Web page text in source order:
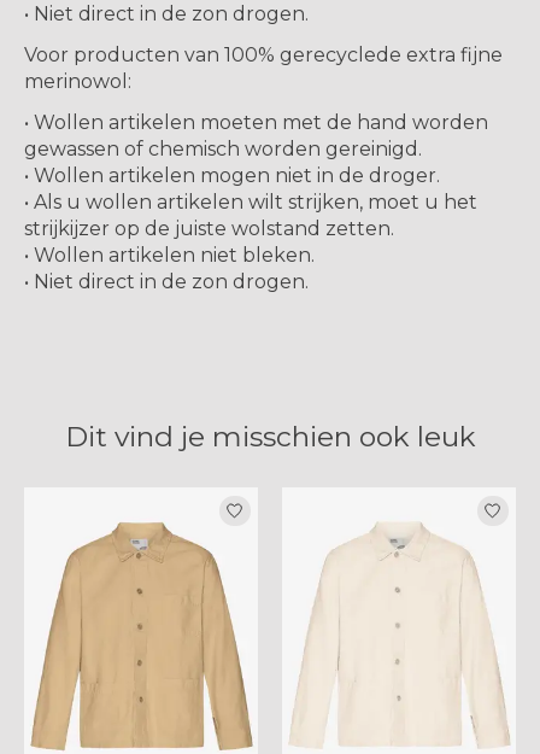
• Niet direct in de zon drogen.
Voor producten van 100% gerecyclede extra fijne
merinowol:
• Wollen artikelen moeten met de hand worden
gewassen of chemisch worden gereinigd.
• Wollen artikelen mogen niet in de droger.
• Als u wollen artikelen wilt strijken, moet u het
strijkijzer op de juiste wolstand zetten.
• Wollen artikelen niet bleken.
• Niet direct in de zon drogen.
Dit vind je misschien ook leuk
Items van productcarrousel